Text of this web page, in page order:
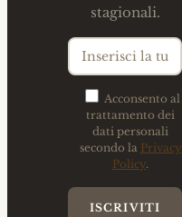
stagionali.
Acconsento al
trattamento dei
dati personali
secondo la Privacy
Policy.